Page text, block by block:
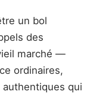
un bol
des
marché —
ordinaires,
qui